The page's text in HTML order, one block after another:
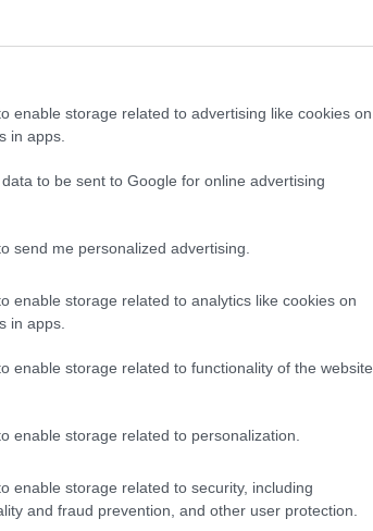
enable storage related to advertising like cookies on
in apps.
to be sent to Google for online advertising
send me personalized advertising.
enable storage related to analytics like cookies on
in apps.
enable storage related to functionality of the website
enable storage related to personalization.
enable storage related to security, including
and fraud prevention, and other user protection.